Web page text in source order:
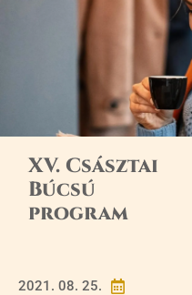
XV. Császtai
Búcsú
program

2021. 08. 25.